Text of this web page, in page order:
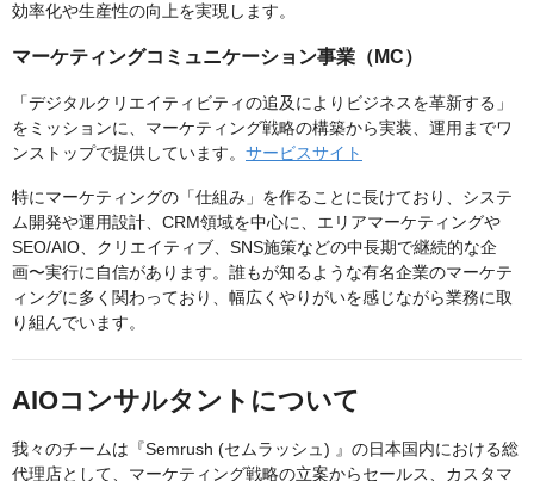
効率化や生産性の向上を実現します。
マーケティングコミュニケーション事業（MC）
「デジタルクリエイティビティの追及によりビジネスを革新する」
をミッションに、マーケティング戦略の構築から実装、運用までワ
ンストップで提供しています。 サービスサイト
特にマーケティングの「仕組み」を作ることに長けており、システ
ム開発や運用設計、CRM領域を中心に、エリアマーケティングや
SEO/AIO、クリエイティブ、SNS施策などの中長期で継続的な企
画〜実行に自信があります。誰もが知るような有名企業のマーケテ
ィングに多く関わっており、幅広くやりがいを感じながら業務に取
り組んでいます。
AIOコンサルタントについて
我々のチームは『Semrush (セムラッシュ) 』の日本国内における総
代理店として、マーケティング戦略の立案からセールス、カスタマ